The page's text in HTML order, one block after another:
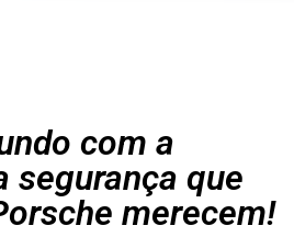
com a
segurança que
merecem!